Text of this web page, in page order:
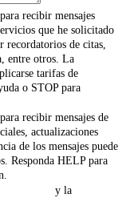
recibir mensajes
que he solicitado
recordatorios de citas,
entre otros. La
tarifas de
o STOP para
recibir mensajes de
actualizaciones
de los mensajes puede
Responda HELP para
y la